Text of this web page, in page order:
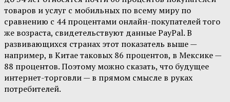
товаров и услуг с мобильных по всему миру по
сравнению с 44 процентами онлайн-покупателей того
же возраста, свидетельствуют данные PayPal. В
развивающихся странах этот показатель выше —
например, в Китае таковых 86 процентов, в Мексике —
88 процентов. Поэтому можно сказать, что будущее
интернет-торговли — в прямом смысле в руках
потребителей.